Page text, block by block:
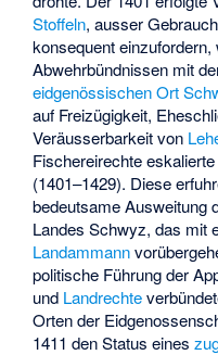
Stoffeln, ausser
konsequent
Abwehrbündnissen mit
eidgenössischen Ort
auf Freizügigkeit,
Veräusserbarkeit von
Fischereirechte
(1401–1429). Diese
bedeutsame Ausweitung
Landes Schwyz, das mit
Landammann
politische Führung der
und Landrechte
Orten der
1411 den Status eines